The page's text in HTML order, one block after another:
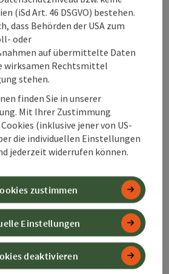
Beitrag drucken
In der Nähe
Änderung vorschlagen
(iSd Art. 46 DSGVO) bestehen.
dass Behörden der USA zum
oder
auf übermittelte Daten
wirksamen Rechtsmittel
stehen.
finden Sie in unserer
Mit Ihrer Zustimmung
(inklusive jener von US-
die individuellen Einstellungen
jederzeit widerrufen können.
deaktivieren
Einstellungen
zustimmen